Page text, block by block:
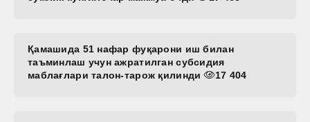
Қамашида 51 нафар фуқарони иш билан
таъминлаш учун ажратилган субсидия
маблағлари талон-тарож қилинди
17 404